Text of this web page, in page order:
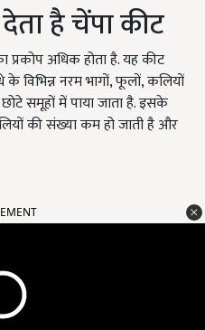
है चेंपा कीट
प्रकोप अधिक होता है. यह कीट
विभिन्न नरम भागों, फूलों, कलियों
समूहों में पाया जाता है. इसके
की संख्या कम हो जाती है और